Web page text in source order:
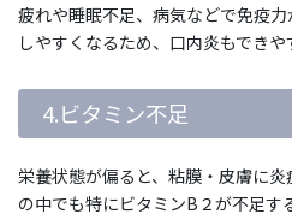
疲れや睡眠不足、病気などで免疫
しやすくなるため、口内炎もできや
4.ビタミン不足
栄養状態が偏ると、粘膜・皮膚に
の中でも特にビタミンB２が不足す